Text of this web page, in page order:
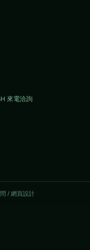
來電洽詢
/ 網頁設計